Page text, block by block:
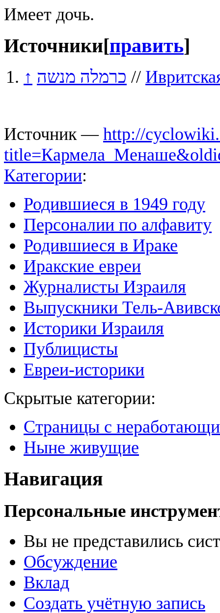
Имеет дочь.
Источники[править]
↑ כרמלה מנשה //
Источник — http://
Категории:
Родившиеся в 1949 году
Персоналии по алфавиту
Родившиеся в Ираке
Иракские евреи
Журналисты Израиля
Выпускники Тель-
Историки Израиля
Публицисты
Евреи-историки
Скрытые категории:
Страницы с
Ныне живущие
Навигация
Персональные
Вы не представились
Обсуждение
Вклад
Создать учётную запись